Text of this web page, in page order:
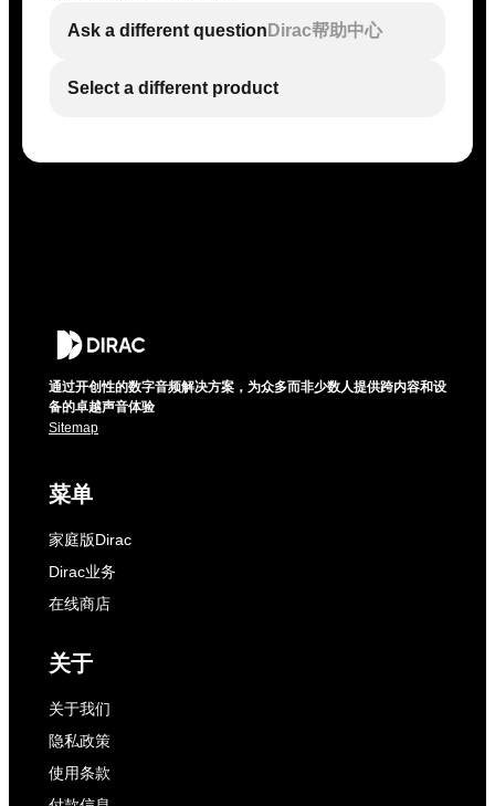
Ask a different question Dirac帮助中心
Select a different product
通过开创性的数字音频解决方案，为众多而非少数人提供跨内容和设
备的卓越声音体验
Sitemap
菜单
家庭版Dirac
Dirac业务
在线商店
关于
关于我们
隐私政策
使用条款